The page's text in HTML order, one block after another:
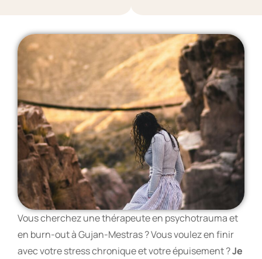
Vous cherchez une thérapeute en psychotrauma et
en burn-out à Gujan-Mestras ? Vous voulez en finir
avec votre stress chronique et votre épuisement ?Je